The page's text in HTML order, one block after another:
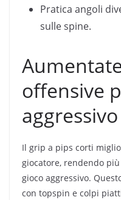
Pratica angoli
sulle spine.
offensive
aggressivo
Il grip a pips corti
giocatore, rendendo
gioco aggressivo.
con topspin e colpi